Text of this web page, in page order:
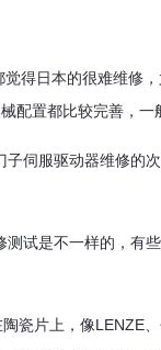
得日本的很难维修
配置都比较完善，一
伺服驱动器维修的
试是不一样的，有
瓷片上，像LENZE